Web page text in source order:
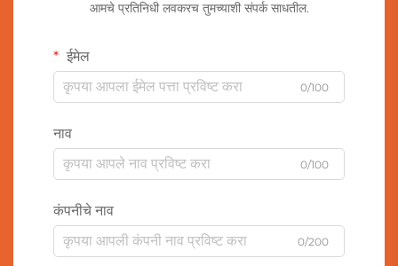
आमचे प्रतिनिधी लवकरच तुमच्याशी संपर्क साधतील.
ईमेल
0/100
नाव
0/100
कंपनीचे नाव
0/200